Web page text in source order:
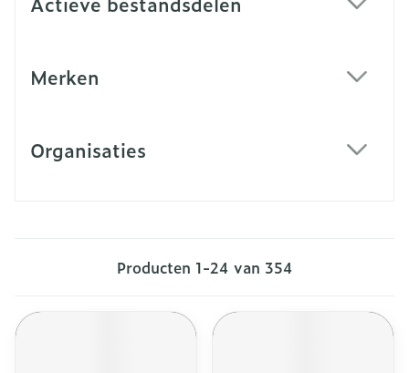
Merken
Organisaties
Producten 1-24 van 354